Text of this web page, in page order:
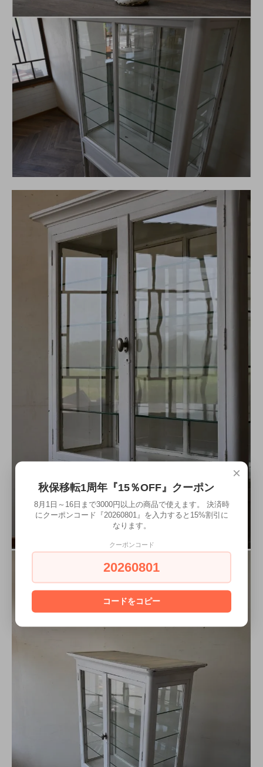
×
秋保移転1周年『15％OFF』クーポン
8月1日～16日まで3000円以上の商品で使えます。 決済時
にクーポンコード『20260801』を入力すると15%割引に
なります。
クーポンコード
20260801
コードをコピー